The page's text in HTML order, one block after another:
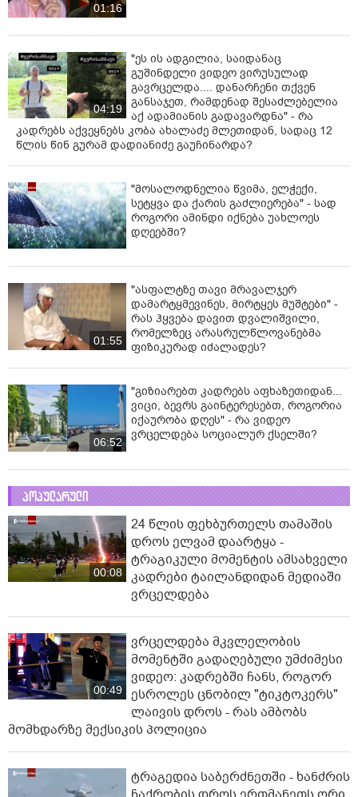
01:16
04:19
"ეს ის ადგილია, საიდანაც
გუშინდელი ვიდეო ვირუსულად
გავრცელდა.... დანარჩენი თქვენ
განსაჯეთ, რამდენად შესაძლებელია
აქ ადამიანის გადავარდნა" - რა
კადრებს აქვეყნებს კობა ახალაძე მლეთიდან, სადაც 12
წლის წინ გურამ დადიანიძე გაუჩინარდა?
"მოსალოდნელია წვიმა, ელჭექი,
სეტყვა და ქარის გაძლიერება" - სად
როგორი ამინდი იქნება უახლოეს
დღეებში?
01:55
"ასფალტზე თავი მრავალჯერ
დამარტყმევინეს, მირტყეს მუშტები" -
რას ჰყვება დავით დვალიშვილი,
რომელზეც არასრულწლოვანებმა
ფიზიკურად იძალადეს?
06:52
"გიზიარებთ კადრებს აფხაზეთიდან...
ვიცი, ბევრს გაინტერესებთ, როგორია
იქაურობა დღეს" - რა ვიდეო
ვრცელდება სოციალურ ქსელში?
პოპულარული
00:08
24 წლის ფეხბურთელს თამაშის
დროს ელვამ დაარტყა -
ტრაგიკული მომენტის ამსახველი
კადრები ტაილანდიდან მედიაში
ვრცელდება
00:49
ვრცელდება მკვლელობის
მომენტში გადაღებული უმძიმესი
ვიდეო: კადრებში ჩანს, როგორ
ესროლეს ცნობილ "ტიკტოკერს"
ლაივის დროს - რას ამბობს
მომხდარზე მექსიკის პოლიცია
ტრაგედია საბერძნეთში - ხანძრის